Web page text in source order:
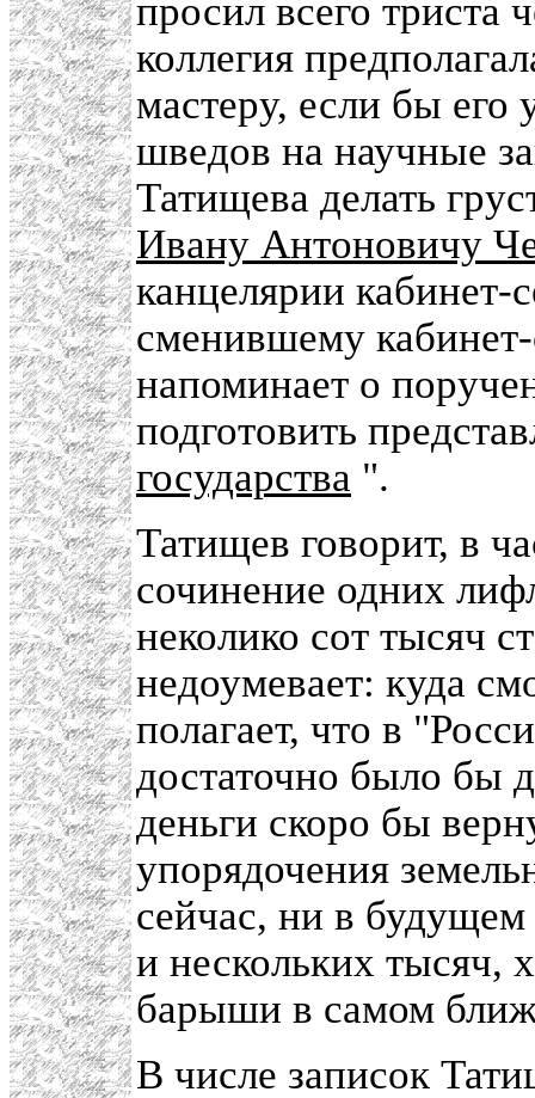
просил всего триста
коллегия
мастеру, если бы его
шведов на научные
Татищева делать
Ивану Антоновичу
канцелярии кабинет-
сменившему
напоминает о
подготовить
государства ".
Татищев говорит, в
сочинение одних
неколико сот тысяч
недоумевает: куда
полагает, что в
достаточно было бы
деньги скоро бы
упорядочения
сейчас, ни в будущем
и нескольких тысяч,
барыши в самом
В числе записок